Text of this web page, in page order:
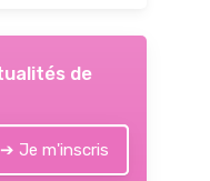
de
➔ Je m'inscris